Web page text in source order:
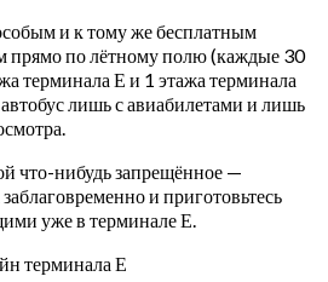
и к тому же бесплатным
прямо по лётному полю (каждые 30
терминала Е и 1 этажа терминала
лишь с авиабилетами и лишь
что-нибудь запрещённое —
заблаговременно и приготовьтесь
уже в терминале Е.
терминала Е